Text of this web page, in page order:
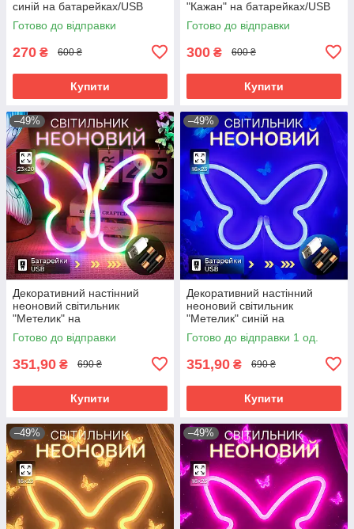
синій на батарейках/USB
28*15см
Готово до відправки
270 ₴ 600 ₴
Купити
"Кажан" на батарейках/USB
36*2*18 см
Готово до відправки
300 ₴ 600 ₴
Купити
–49%
Декоративний настінний
неоновий світильник
"Метелик" на
батарейках/USB
22.5*2*19.5cm
Готово до відправки
351,90 ₴ 690 ₴
Купити
–49%
Декоративний настінний
неоновий світильник
"Метелик" синій на
батарейках/USB 15.4*22.6 см
Готово до відправки 1 од.
351,90 ₴ 690 ₴
Купити
–49% –49%